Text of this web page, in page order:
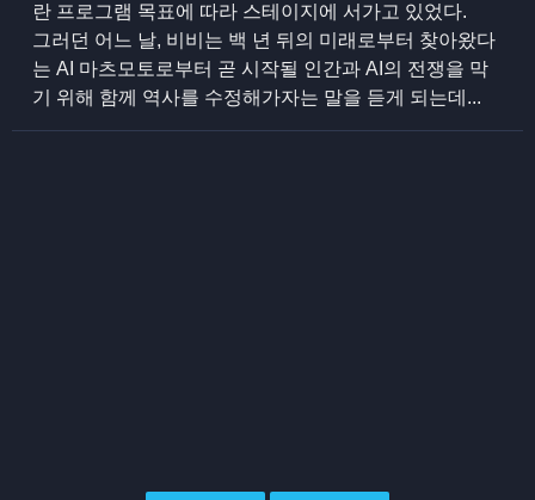
란 프로그램 목표에 따라 스테이지에 서가고 있었다.
그러던 어느 날, 비비는 백 년 뒤의 미래로부터 찾아왔다
는 AI 마츠모토로부터 곧 시작될 인간과 AI의 전쟁을 막
기 위해 함께 역사를 수정해가자는 말을 듣게 되는데...